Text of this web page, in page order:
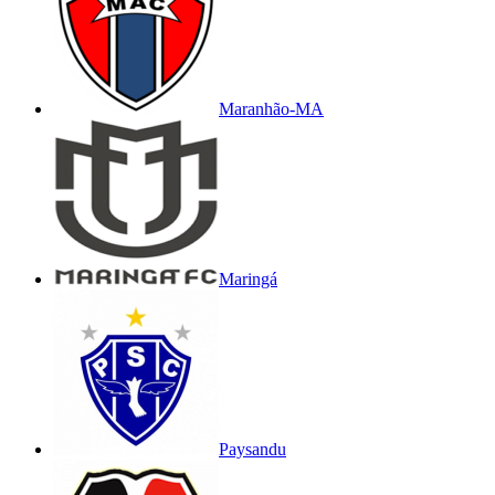
Maranhão-MA
Maringá
Paysandu